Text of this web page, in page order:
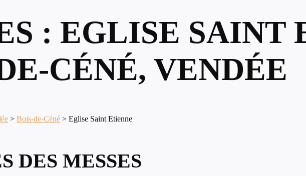
: EGLISE SAINT
CÉNÉ, VENDÉE
> Bois-de-Céné > Eglise Saint Etienne
DES MESSES